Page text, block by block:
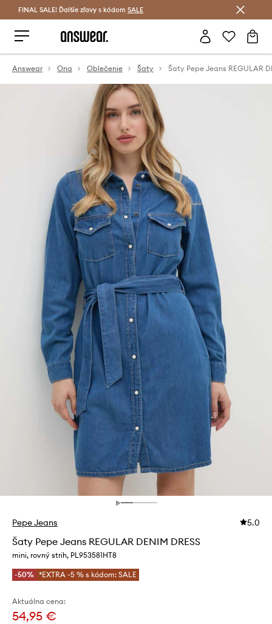
Šetrite s Answear Club >
FINAL SALE! Ďalšie zľavy s kódom SALE
Answear Ona Oblečenie Šaty
Pepe Jeans 5.0
Šaty Pepe Jeans REGULAR DENIM DRESS
mini, rovný strih, PL953581HT8
-50% *EXTRA -5 % s kódom: SALE
Aktuálna cena:
54,95 €